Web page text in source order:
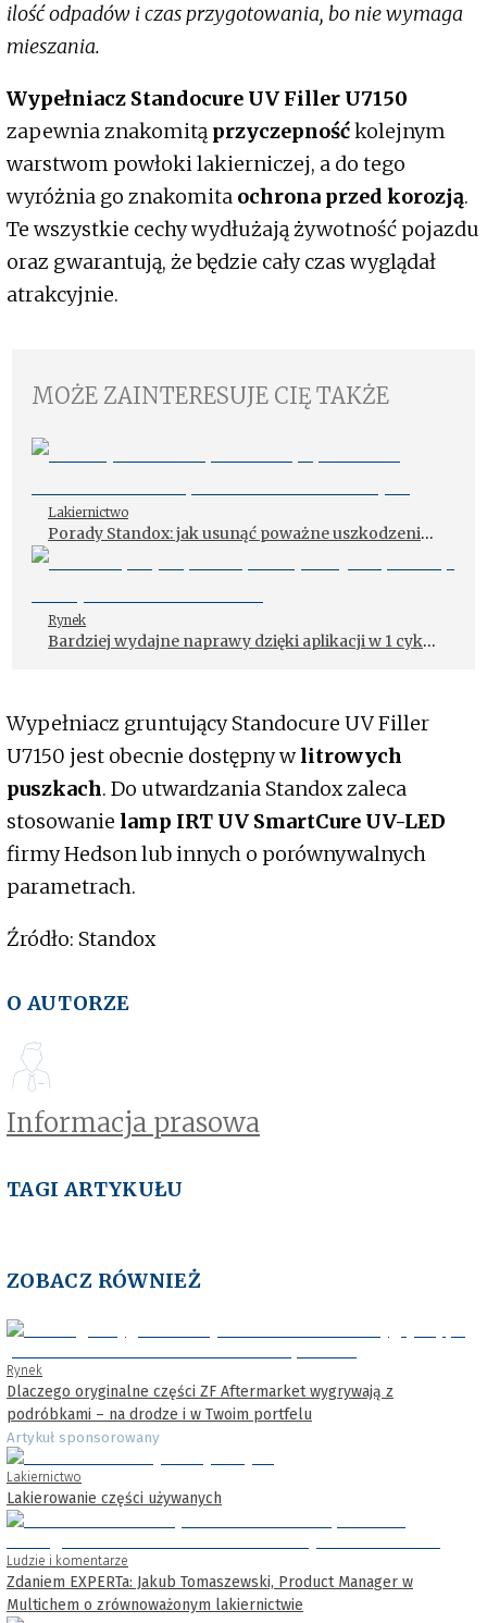
ilość odpadów i czas przygotowania, bo nie wymaga
mieszania.
Wypełniacz Standocure UV Filler U7150
zapewnia znakomitą przyczepnośćkolejnym
warstwom powłoki lakierniczej, a do tego
wyróżnia go znakomita ochrona przed korozją.
Te wszystkie cechy wydłużają żywotność pojazdu
oraz gwarantują, że będzie cały czas wyglądał
atrakcyjnie.
MOŻE ZAINTERESUJE CIĘ TAKŻE
Lakiernictwo
Porady Standox: jak usunąć poważne uszkodzenia
na podłożach metalowych
Rynek
Bardziej wydajne naprawy dzięki aplikacji w 1 cyklu
Wypełniacz gruntujący Standocure UV Filler
U7150 jest obecnie dostępny wlitrowych
puszkach. Do utwardzania Standox zaleca
stosowanie lamp IRT UV SmartCure UV-LED
firmy Hedson lub innych o porównywalnych
parametrach.
Źródło: Standox
O AUTORZE
Informacja prasowa
TAGI ARTYKUŁU
ZOBACZ RÓWNIEŻ
Rynek
Dlaczego oryginalne części ZF Aftermarket wygrywają z
podróbkami – na drodze i w Twoim portfelu
Artykuł sponsorowany
Lakiernictwo
Lakierowanie części używanych
Ludzie i komentarze
Zdaniem EXPERTa: Jakub Tomaszewski, Product Manager w
Multichem o zrównoważonym lakiernictwie